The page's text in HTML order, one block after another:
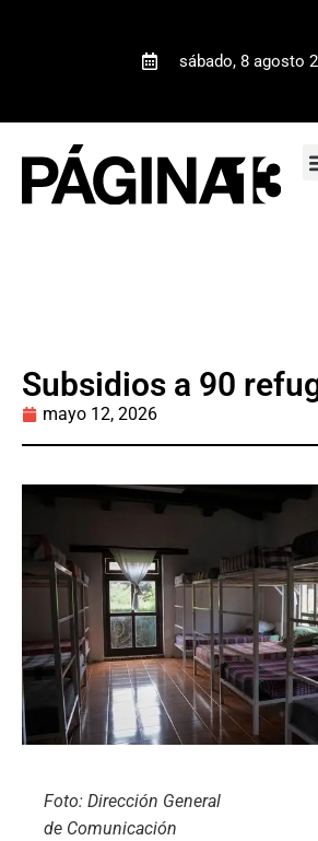
sábado, 8 agosto
Subsidios a 90
mayo 12, 2026
Foto: Dirección General
de Comunicación